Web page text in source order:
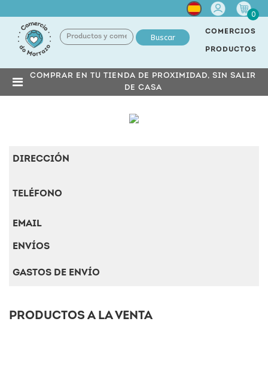
Cuenta
0
Buscar
COMERCIOS
PRODUCTOS
COMPRAR EN TU TIENDA DE PROXIMIDAD, SIN SALIR
DE CASA
DIRECCIÓN
TELÉFONO
EMAIL
ENVÍOS
GASTOS DE ENVÍO
PRODUCTOS A LA VENTA